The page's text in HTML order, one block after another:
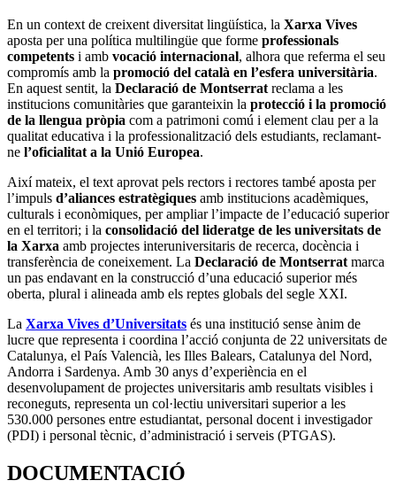
En un context de creixent diversitat lingüística, la Xarxa Vives
aposta per una política multilingüe que forme professionals
competents i amb vocació internacional, alhora que referma el seu
compromís amb la promoció del català en l’esfera universitària.
En aquest sentit, la Declaració de Montserrat reclama a les
institucions comunitàries que garanteixin la protecció i la promoció
de la llengua pròpia com a patrimoni comú i element clau per a la
qualitat educativa i la professionalització dels estudiants, reclamant-
ne l’oficialitat a la Unió Europea.
Així mateix, el text aprovat pels rectors i rectores també aposta per
l’impuls d’aliances estratègiques amb institucions acadèmiques,
culturals i econòmiques, per ampliar l’impacte de l’educació superior
en el territori; i la consolidació del lideratge de les universitats de
la Xarxa amb projectes interuniversitaris de recerca, docència i
transferència de coneixement. La Declaració de Montserrat marca
un pas endavant en la construcció d’una educació superior més
oberta, plural i alineada amb els reptes globals del segle XXI.
La Xarxa Vives d’Universitats és una institució sense ànim de
lucre que representa i coordina l’acció conjunta de 22 universitats de
Catalunya, el País Valencià, les Illes Balears, Catalunya del Nord,
Andorra i Sardenya. Amb 30 anys d’experiència en el
desenvolupament de projectes universitaris amb resultats visibles i
reconeguts, representa un col·lectiu universitari superior a les
530.000 persones entre estudiantat, personal docent i investigador
(PDI) i personal tècnic, d’administració i serveis (PTGAS).
DOCUMENTACIÓ